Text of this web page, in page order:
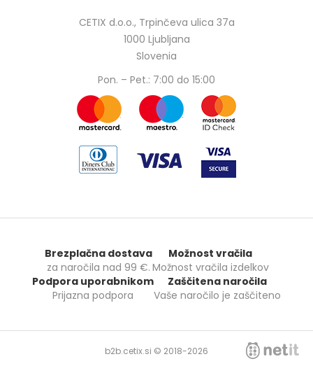
CETIX d.o.o., Trpinčeva ulica 37a
1000 Ljubljana
Slovenia
Pon. – Pet.: 7:00 do 15:00
Brezplačna dostava
za naročila nad 99 €.
Možnost vračila
Možnost vračila izdelkov
Podpora uporabnikom
Prijazna podpora
Zaščitena naročila
Vaše naročilo je zaščiteno
b2b.cetix.si © 2018-2026